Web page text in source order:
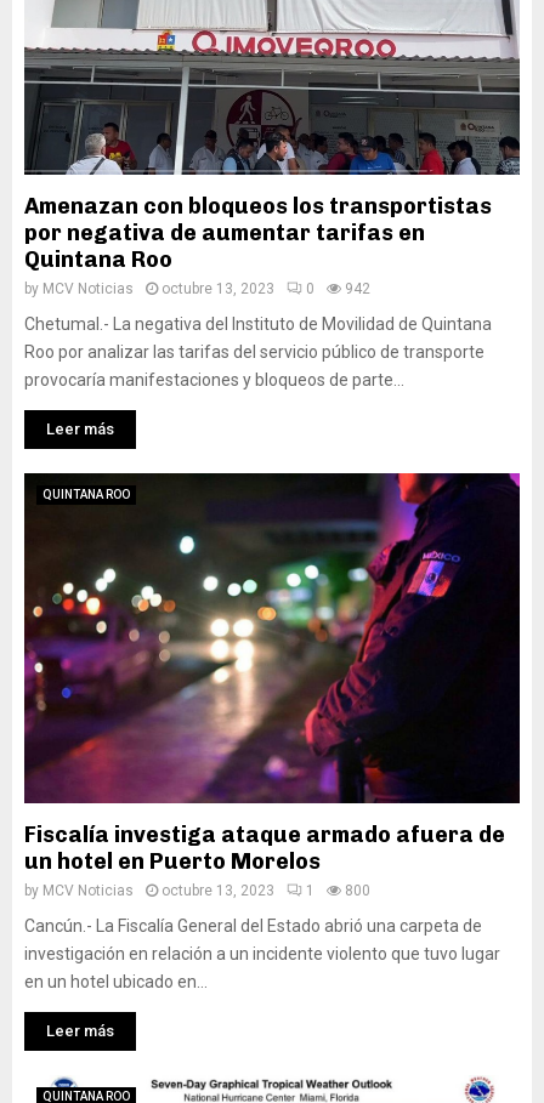
Amenazan con bloqueos los transportistas
por negativa de aumentar tarifas en
Quintana Roo
by MCV Noticias octubre 13, 2023 0 942
Chetumal.- La negativa del Instituto de Movilidad de Quintana
Roo por analizar las tarifas del servicio público de transporte
provocaría manifestaciones y bloqueos de parte...
Leer más
QUINTANA ROO
Fiscalía investiga ataque armado afuera de
un hotel en Puerto Morelos
by MCV Noticias octubre 13, 2023 1 800
Cancún.- La Fiscalía General del Estado abrió una carpeta de
investigación en relación a un incidente violento que tuvo lugar
en un hotel ubicado en...
Leer más
QUINTANA ROO